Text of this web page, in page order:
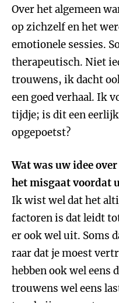
Over het algemeen
op zichzelf en het
emotionele sessies.
therapeutisch. Niet
trouwens, ik dacht
een goed verhaal. Ik
tijdje; is dit een
opgepoetst?
Wat was uw idee
het misgaat voordat
Ik wist wel dat het
factoren is dat leidt
er ook wel uit. Soms
raar dat je moest
hebben ook wel eens
trouwens wel eens